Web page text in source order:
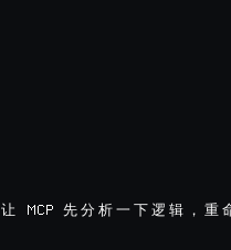
让 MCP 先 分 析 一 下 逻 辑 ， 重